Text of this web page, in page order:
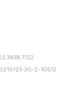
3210121-30-2-10512